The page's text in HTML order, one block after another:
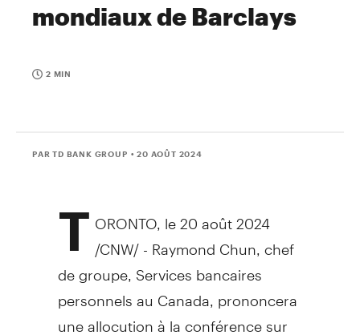
mondiaux de Barclays
2 MIN
PAR TD BANK GROUP • 20 AOÛT 2024
T ORONTO le 20 août 2024
/CNW/ - Raymond Chun, chef
de groupe, Services bancaires
personnels au Canada , prononcera
une allocution à la conférence sur